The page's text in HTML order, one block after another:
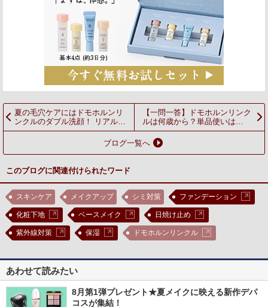
夏の毛穴ケアにはドモホルンリ
ンクルのダブル洗顔！ リアルな
口コミも紹介
【一問一答】ドモホルンリンク
ルは何歳から？単品使いは
OK？みなさんの素朴な疑問に
お答えします
ブログ一覧へ
このブログに関連付けられたワード
スキンケア メイクアップ シミ対策 ファンデーション
化粧下地 ベースメイク 日焼け止め
紫外線対策 保湿 ドモホルンリンクル
あわせて読みたい
8月第1弾プレゼント★夏メイクに映える新作デパ
コスが集結！